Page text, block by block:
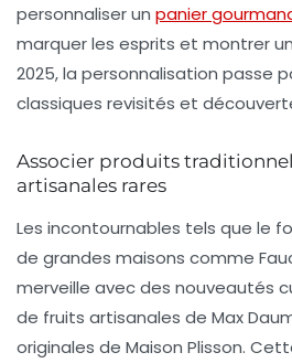
personnaliser un panier
marquer les esprits et montrer
2025, la personnalisation passe
classiques revisités et
Associer produits
artisanales rares
Les incontournables tels que le
de grandes maisons comme
merveille avec des nouveautés
de fruits artisanales de Max
originales de Maison Plisson.